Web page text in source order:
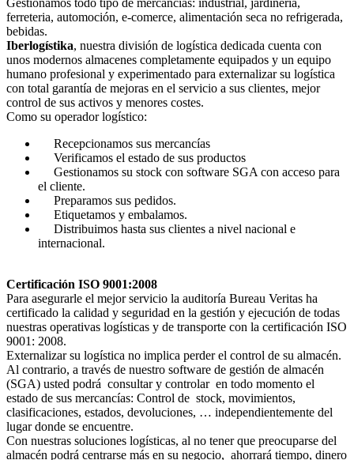
ferreteria, automoción, e-comerce, alimentación seca no refrigerada,
bebidas.
Iberlogístika, nuestra división de logística dedicada cuenta con
unos modernos almacenes completamente equipados y un equipo
humano profesional y experimentado para externalizar su logística
con total garantía de mejoras en el servicio a sus clientes, mejor
control de sus activos y menores costes.
Como su operador logístico:
Recepcionamos sus mercancías
Verificamos el estado de sus productos
Gestionamos su stock con software SGA con acceso para
el cliente.
Preparamos sus pedidos.
Etiquetamos y embalamos.
Distribuimos hasta sus clientes a nivel nacional e
internacional.
Certificación ISO 9001:2008
Para asegurarle el mejor servicio la auditoría Bureau Veritas ha
certificado la calidad y seguridad en la gestión y ejecución de todas
nuestras operativas logísticas y de transporte con la certificación ISO
9001: 2008.
Externalizar su logística no implica perder el control de su almacén.
Al contrario, a través de nuestro software de gestión de almacén
(SGA) usted podrá consultar y controlar en todo momento el
estado de sus mercancías: Control de stock, movimientos,
clasificaciones, estados, devoluciones, … independientemente del
lugar donde se encuentre.
Con nuestras soluciones logísticas, al no tener que preocuparse del
almacén podrá centrarse más en su negocio, ahorrará tiempo, dinero